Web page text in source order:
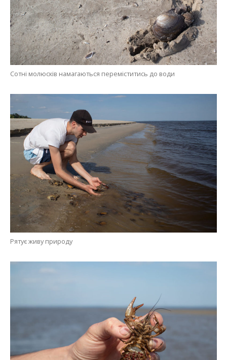
Сотні молюсків намагаються переміститись до води
Рятує живу природу